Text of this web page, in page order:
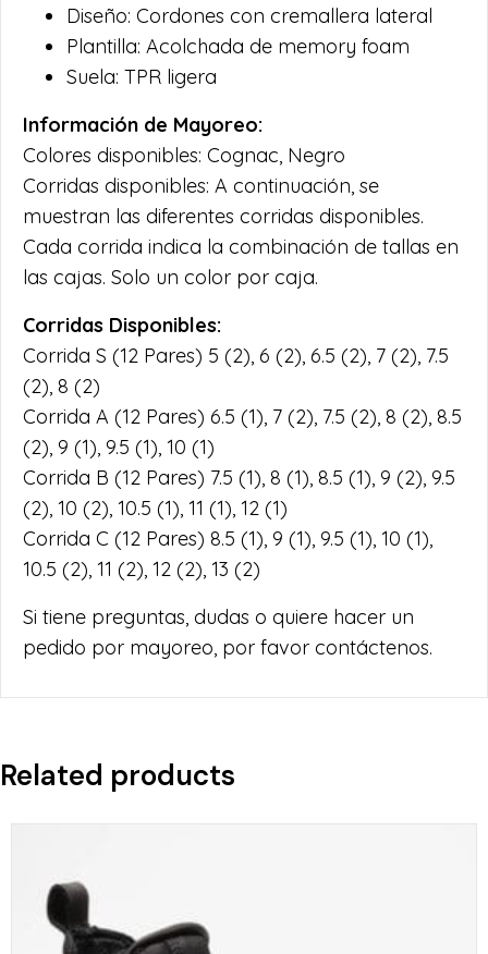
Diseño: Cordones con cremallera lateral
Plantilla: Acolchada de memory foam
Suela: TPR ligera
Información de Mayoreo:
Colores disponibles: Cognac, Negro
Corridas disponibles: A continuación, se
muestran las diferentes corridas disponibles.
Cada corrida indica la combinación de tallas en
las cajas. Solo un color por caja.
Corridas Disponibles:
Corrida S (12 Pares) 5 (2), 6 (2), 6.5 (2), 7 (2), 7.5
(2), 8 (2)
Corrida A (12 Pares) 6.5 (1), 7 (2), 7.5 (2), 8 (2), 8.5
(2), 9 (1), 9.5 (1), 10 (1)
Corrida B (12 Pares) 7.5 (1), 8 (1), 8.5 (1), 9 (2), 9.5
(2), 10 (2), 10.5 (1), 11 (1), 12 (1)
Corrida C (12 Pares) 8.5 (1), 9 (1), 9.5 (1), 10 (1),
10.5 (2), 11 (2), 12 (2), 13 (2)
Si tiene preguntas, dudas o quiere hacer un
pedido por mayoreo, por favor contáctenos.
Related products